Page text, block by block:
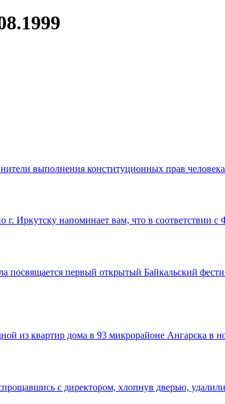
выполнения конституционных прав
г. Иркутску напоминает вам, что в
первый открытый Байкальский
из квартир дома в 93 микрорайоне Ангарска в
с директором, хлопнув дверью,